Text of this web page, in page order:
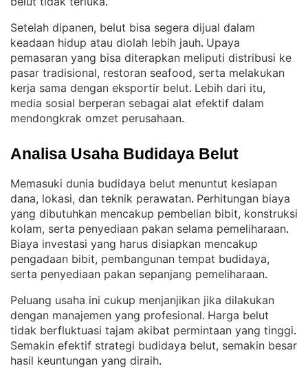
Setelah dipanen, belut bisa segera dijual dalam
keadaan hidup atau diolah lebih jauh. Upaya
pemasaran yang bisa diterapkan meliputi distribusi ke
pasar tradisional, restoran seafood, serta melakukan
kerja sama dengan eksportir belut. Lebih dari itu,
media sosial berperan sebagai alat efektif dalam
mendongkrak omzet perusahaan.
Analisa Usaha Budidaya Belut
Memasuki dunia budidaya belut menuntut kesiapan
dana, lokasi, dan teknik perawatan. Perhitungan biaya
yang dibutuhkan mencakup pembelian bibit, konstruksi
kolam, serta penyediaan pakan selama pemeliharaan
Biaya investasi yang harus disiapkan mencakup
pengadaan bibit, pembangunan tempat budidaya,
serta penyediaan pakan sepanjang pemeliharaan.
Peluang usaha ini cukup menjanjikan jika dilakukan
dengan manajemen yang profesional. Harga belut
tidak berfluktuasi tajam akibat permintaan yang tinggi
Semakin efektif strategi budidaya belut, semakin besar
hasil keuntungan yang diraih.